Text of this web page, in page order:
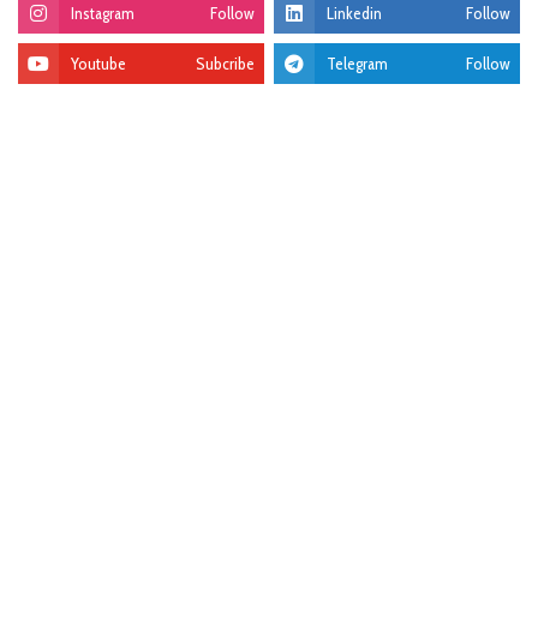
Instagram Follow Linkedin Follow
Youtube Subcribe Telegram Follow